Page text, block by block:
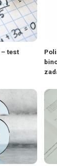
test